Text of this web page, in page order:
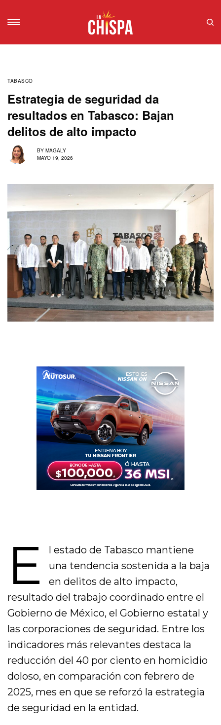
TABASCO
Estrategia de seguridad da
resultados en Tabasco: Bajan
delitos de alto impacto
BY MAGALY
MAYO 19, 2026
E
l estado de Tabasco mantiene
una tendencia sostenida a la baja
en delitos de alto impacto,
resultado del trabajo coordinado entre el
Gobierno de México, el Gobierno estatal y
las corporaciones de seguridad. Entre los
indicadores más relevantes destaca la
reducción del 40 por ciento en homicidio
doloso, en comparación con febrero de
2025, mes en que se reforzó la estrategia
de seguridad en la entidad.